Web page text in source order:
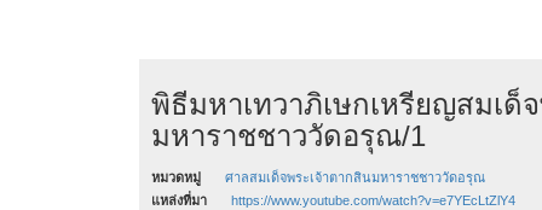
พิธีมหาเทวาภิเษกเหรียญสมเด็
มหาราชชาววัดอรุณ/1
หมวดหมู่
ศาลสมเด็จพระเจ้าตากสินมหาราชชาววัดอรุณ
แหล่งที่มา
https://www.youtube.com/watch?v=e7YEcLtZlY4